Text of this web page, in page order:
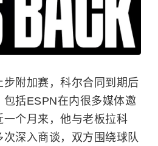
附加赛，科尔合同到期后
括ESPN在内很多媒体邀
个月来，他与老板拉科
深入商谈，双方围绕球队